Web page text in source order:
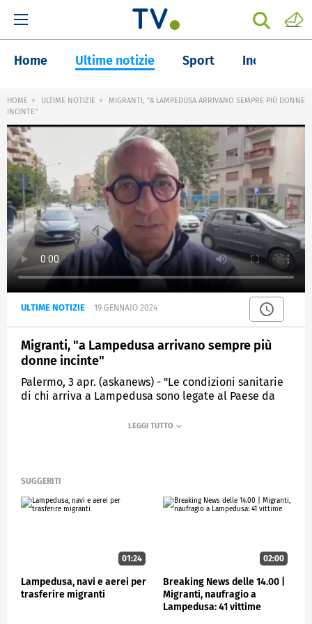
Home Ultime notizie Sport Inchieste
HOME ULTIME NOTIZIE
MIGRANTI, "A LAMPEDUSA ARRIVANO SEMPRE PIÙ DONNE
INCINTE"
ULTIME NOTIZIE 19 GENNAIO 2024
Migranti, "a Lampedusa arrivano sempre più
donne incinte"
Palermo, 3 apr. (askanews) - "Le condizioni sanitarie
di chi arriva a Lampedusa sono legate al Paese da
ha segni di violenza, così come possono avere
malnutrizione, queste sono le situazioni a cui
di pazienti vulnerabili come le donne in gravidanza,
Lo ha dichiarato il responsabile del poliambulatorio
di Lampedusa, Francesco D'Arca.
"Ormai è un dato consolidato - ha aggiunto -
speravamo fosse un fatto occasionale ma di ora in
SUGGERITI
01:24
Lampedusa, navi e aerei per
trasferire migranti
02:00
Breaking News delle 14.00 |
Migranti, naufragio a
Lampedusa: 41 vittime